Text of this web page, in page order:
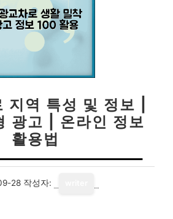
지역 특성 및 정보 |
광고 | 온라인 정보
활용법
28 작성자: